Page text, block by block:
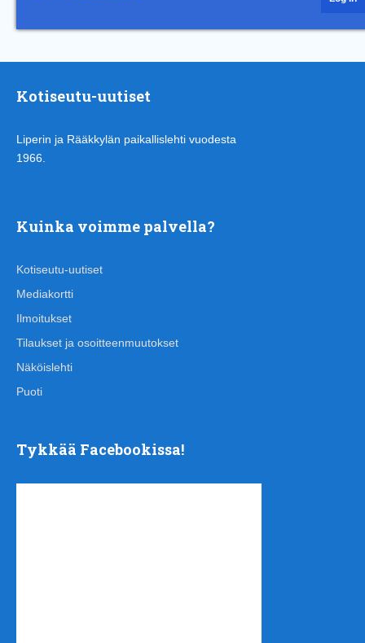
Kotiseutu-uutiset
Liperin ja Rääkkylän paikallislehti vuodesta
1966.
Kuinka voimme palvella?
Kotiseutu-uutiset
Mediakortti
Ilmoitukset
Tilaukset ja osoitteenmuutokset
Näköislehti
Puoti
Tykkää Facebookissa!